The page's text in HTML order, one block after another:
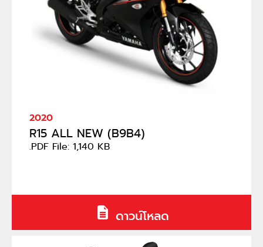
2020
R15 ALL NEW (B9B4)
.PDF File: 1,140 KB
ดาวน์โหลด